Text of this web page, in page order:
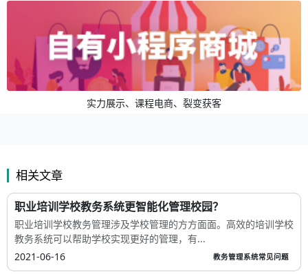
实力展示、课程电商、裂变获客
相关文章
职业培训学校教务系统更智能化管理校园？
职业培训学校教务管理涉及学校管理的方方面面。高效的培训学校
教务系统可以帮助学校实现更好的管理，有...
2021-06-16
教务管理系统常见问题